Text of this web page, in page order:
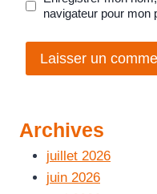
navigateur pour mon
Archives
juillet 2026
juin 2026